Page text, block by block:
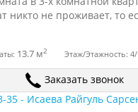
никто не проживает, то
13.7 м2 Этаж/Этажность:
Заказать звонок
35 - Исаева Райгуль